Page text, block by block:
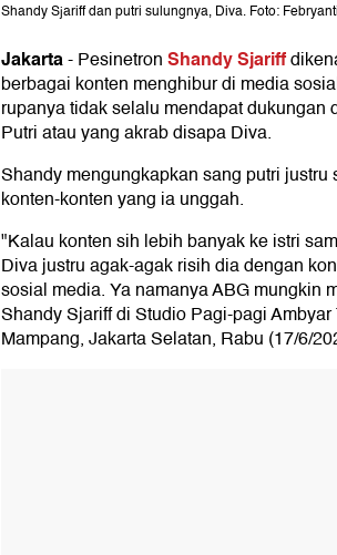
Shandy Sjariff dan putri sulungnya, Diva. Foto:
Jakarta-PesinetronShandy Sjariff
berbagai konten menghibur di media
rupanya tidak selalu mendapat dukungan
Putri atau yang akrab disapa Diva.
Shandy mengungkapkan sang putri
konten-konten yang ia unggah.
"Kalau konten sih lebih banyak ke istri
Diva justru agak-agak risih dia dengan
sosial media. Ya namanya ABG mungkin
Shandy Sjariff di Studio Pagi-pagi
Mampang, Jakarta Selatan, Rabu (17/6/